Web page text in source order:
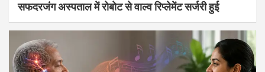
सफदरजंग अस्पताल में रोबोट से वाल्व रिप्लेमेंट सर्जरी हुई